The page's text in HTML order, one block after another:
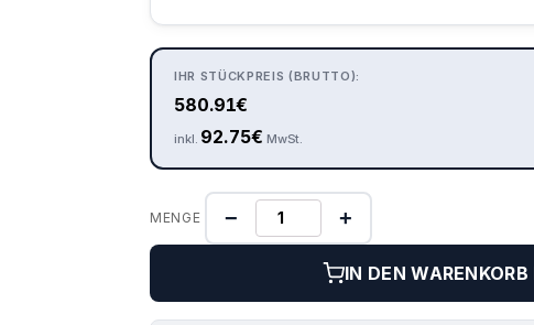
IHR STÜCKPREIS (BRUTTO):
580.91€
inkl. 92.75€ MwSt.
MENGE − +
IN DEN WARENKORB